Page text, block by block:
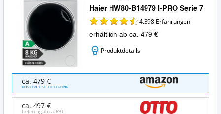
Haier HW80-B14979 I-PRO Serie 7
4.398 Erfahrungen
erhältlich ab ca. 479 €
Produktdetails
Haier
HW80-
B14979
ca. 479 €
KOSTENLOSE LIEFERUNG
ca. 497 €
Lieferung ab ca.69 €